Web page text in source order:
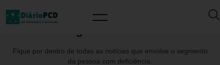
Fique por dentro de todas as notícias que envolve o segmento
da pessoa com deficiência.